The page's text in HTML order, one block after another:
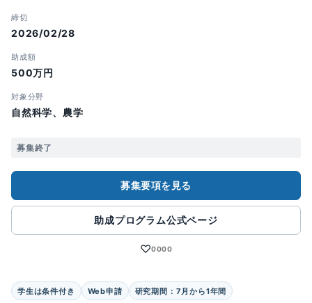
締切
2026/02/28
助成額
500万円
対象分野
自然科学、農学
募集終了
募集要項を見る
助成プログラム公式ページ
♡0000
学生は条件付き Web申請 研究期間：7月から1年間